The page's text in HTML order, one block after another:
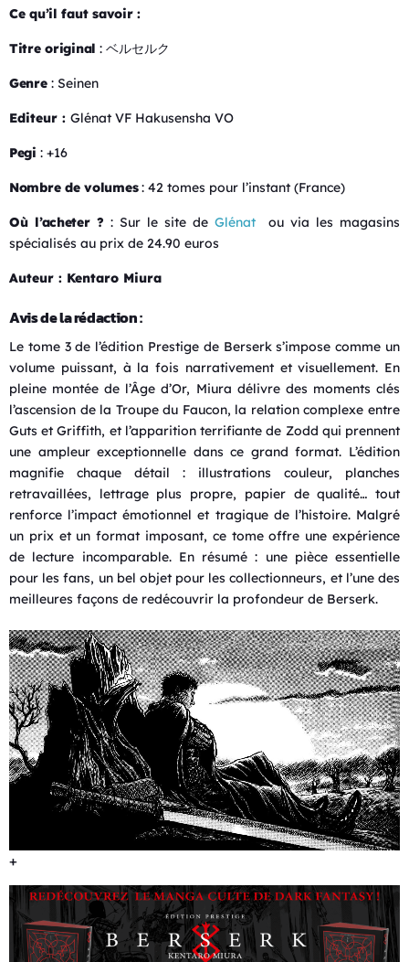
Ce qu’il faut savoir :
Titre original : ベルセルク
Genre: Seinen
Editeur : Glénat VF Hakusensha VO
Pegi : +16
Nombre de volumes: 42 tomes pour l’instant (France)
Où l’acheter ? : Sur le site deGlénat
ou via les magasins
spécialisés au prix de 24.90 euros
Auteur : Kentaro Miura
Avis de la rédaction :
Le tome 3 de l’édition Prestige de Berserk s’impose comme un
volume puissant, à la fois narrativement et visuellement. En
pleine montée de l’Âge d’Or, Miura délivre des moments clés
l’ascension de la Troupe du Faucon, la relation complexe entre
Guts et Griffith, et l’apparition terrifiante de Zodd qui prennent
une ampleur exceptionnelle dans ce grand format. L’édition
magnifie chaque détail : illustrations couleur, planches
retravaillées, lettrage plus propre, papier de qualité… tout
renforce l’impact émotionnel et tragique de l’histoire. Malgré
un prix et un format imposant, ce tome offre une expérience
de lecture incomparable. En résumé : une pièce essentielle
pour les fans, un bel objet pour les collectionneurs, et l’une des
meilleures façons de redécouvrir la profondeur de Berserk.
+